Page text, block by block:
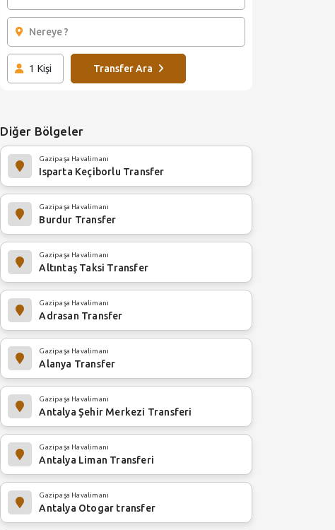
1 Kişi Transfer Ara
Diğer Bölgeler
Gazipaşa Havalimanı
Isparta Keçiborlu Transfer
Gazipaşa Havalimanı
Burdur Transfer
Gazipaşa Havalimanı
Altıntaş Taksi Transfer
Gazipaşa Havalimanı
Adrasan Transfer
Gazipaşa Havalimanı
Alanya Transfer
Gazipaşa Havalimanı
Antalya Şehir Merkezi Transferi
Gazipaşa Havalimanı
Antalya Liman Transferi
Gazipaşa Havalimanı
Antalya Otogar transfer